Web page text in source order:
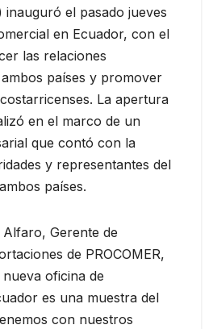
inauguró el pasado jueves
en Ecuador, con el
las relaciones
países y promover
La apertura
en el marco de un
que contó con la
y representantes del
países.
Gerente de
de PROCOMER,
oficina de
es una muestra del
con nuestros